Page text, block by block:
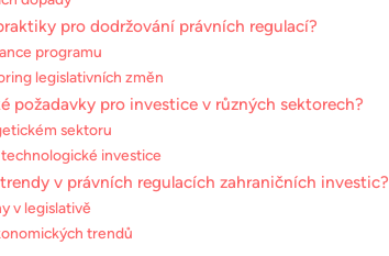
pro dodržování právních regulací?
programu
legislativních změn
požadavky pro investice v různých sektorech?
sektoru
investice
v právních regulacích zahraničních investic?
v legislativě
trendů